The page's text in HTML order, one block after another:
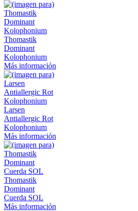
Thomastik
Dominant
Kolophonium
Más información
Larsen
Antiallergic Rot
Kolophonium
Más información
Thomastik
Dominant
Cuerda SOL
Más información